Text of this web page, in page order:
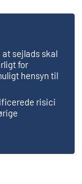
sejlads skal
for
hensyn til
risici